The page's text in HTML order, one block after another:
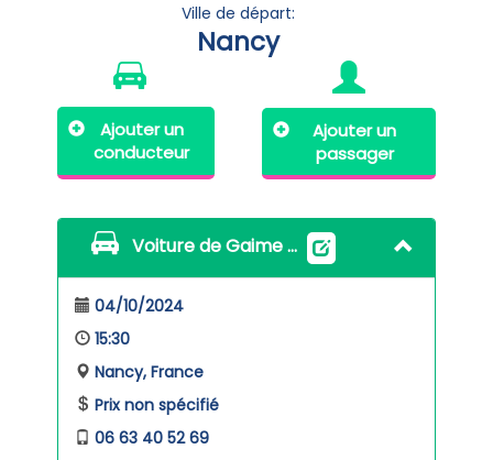
Ville de départ:
Nancy
Ajouter un
conducteur
Ajouter un
passager
Voiture de Gaime Emilie
04/10/2024
15:30
Nancy, France
Prix non spécifié
06 63 40 52 69